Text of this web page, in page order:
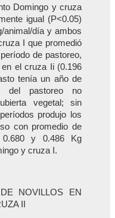
Domingo y cruza
igual (P<0.05)
animal/día y ambos
I que promedió
de pastoreo,
el cruza Ii (0.196
tenía un año de
del pastoreo no
vegetal; sin
produjo los
con promedio de
0.680 y 0.486 Kg
y cruza I.
NOVILLOS EN
II